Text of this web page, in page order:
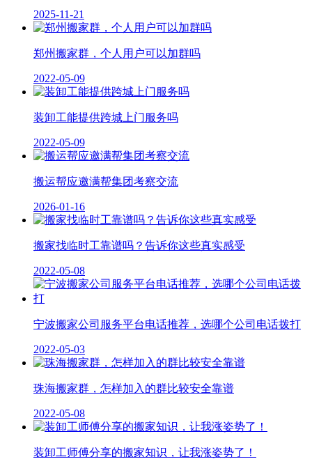
2025-11-21
郑州搬家群，个人用户可以加群吗
2022-05-09
装卸工能提供跨城上门服务吗
2022-05-09
搬运帮应邀满帮集团考察交流
2026-01-16
搬家找临时工靠谱吗？告诉你这些真实感受
2022-05-08
宁波搬家公司服务平台电话推荐，选哪个公司电话拨打
2022-05-03
珠海搬家群，怎样加入的群比较安全靠谱
2022-05-08
装卸工师傅分享的搬家知识，让我涨姿势了！